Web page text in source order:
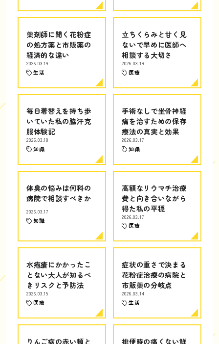
薬剤師に聞く花粉症
の処方薬と市販薬の
経済的な違い
2026.03.19
生活
立ちくらみと甘く見
ないで早めに医師へ
相談する大切さ
2026.03.19
医療
毎日着替えを持ち歩
いていた私の脇汗克
服体験記
2026.03.18
知識
手術なしで坐骨神経
痛を治すための保存
療法の真実と効果
2026.03.17
知識
体臭の悩みは何科の
病院で相談すべきか
2026.03.17
知識
高額なリウマチ治療
費と向き合いながら
得た私の平穏
2026.03.17
医療
水疱瘡にかかったこ
とない大人が知るべ
きリスクと予防法
2026.03.15
医療
症状の重さで決まる
花粉症治療の病院と
市販薬の分岐点
2026.03.14
生活
りんご病の赤い頬と 排便時の痛くない鮮